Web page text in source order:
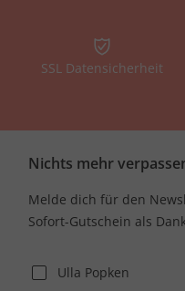
SSL Datensicherheit
Nichts mehr
Melde dich für den
Sofort-Gutschein als
Ulla Popken